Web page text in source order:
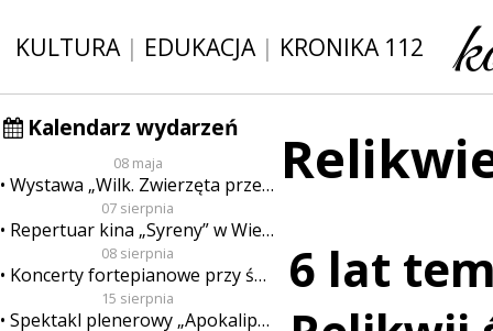
KULTURA| EDUKACJA| KRONIKA 112
Kalendarz wydarzeń
08 maja
Wystawa „Wilk. Zwierzęta przeklęte”
07 sierpnia
Repertuar kina „Syreny” w Wieluniu w dn. od 7 do 13 sierpnia
08 sierpnia
Koncerty fortepianowe przy świecach
15 sierpnia
Spektakl plenerowy „Apokalipsa”
6 lat